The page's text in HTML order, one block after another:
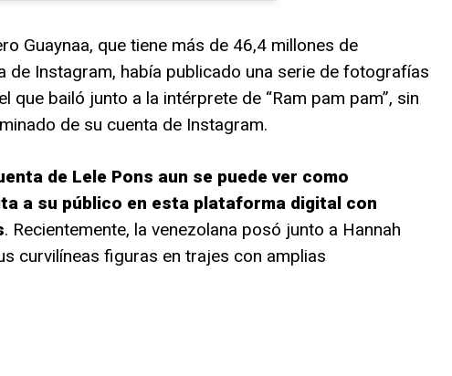
Guaynaa, que tiene más de 46,4 millones de
de Instagram, había publicado una serie de fotografías
que bailó junto a la intérprete de “Ram pam pam”, sin
de su cuenta de Instagram.
de Lele Pons aun se puede ver como
a su público en esta plataforma digital con
. Recientemente, la venezolana posó junto a Hannah
curvilíneas figuras en trajes con amplias